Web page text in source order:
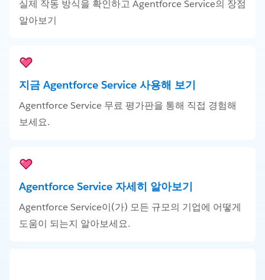
실제 작동 방식을 확인하고 Agentforce Service의 장점
알아보기
지금 Agentforce Service 사용해 보기
Agentforce Service 무료 평가판을 통해 직접 경험해
보세요.
Agentforce Service 자세히 알아보기
Agentforce Service이(가) 모든 규모의 기업에 어떻게
도움이 되는지 알아보세요.